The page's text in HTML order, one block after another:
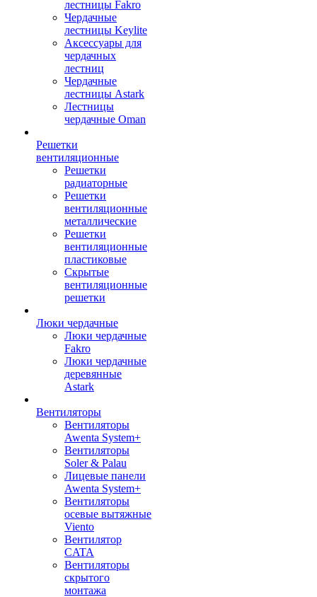
лестницы Fakro
Чердачные
лестницы Keylite
Аксессуары для
чердачных
лестниц
Чердачные
лестницы Astark
Лестницы
чердачные Oman
Решетки
вентиляционные
Решетки
радиаторные
Решетки
вентиляционные
металлические
Решетки
вентиляционные
пластиковые
Скрытые
вентиляционные
решетки
Люки чердачные
Люки чердачные
Fakro
Люки чердачные
деревянные
Astark
Вентиляторы
Вентиляторы
Awenta System+
Вентиляторы
Soler & Palau
Лицевые панели
Awenta System+
Вентиляторы
осевые вытяжные
Viento
Вентилятор
CATA
Вентиляторы
скрытого
монтажа